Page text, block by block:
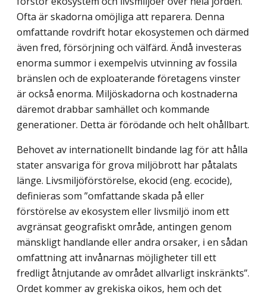
Ofta är skadorna omöjliga att reparera. Denna
omfattande rovdrift hotar ekosystemen och därmed
även fred, försörjning och välfärd. Ändå investeras
enorma summor i exempelvis utvinning av fossila
bränslen och de exploaterande företagens vinster
är också enorma. Miljöskadorna och kostnaderna
däremot drabbar samhället och kommande
generationer. Detta är förödande och helt ohållbart.
Behovet av internationellt bindande lag för att hålla
stater ansvariga för grova miljöbrott har påtalats
länge. Livsmiljöförstörelse, ekocid (eng. ecocide),
definieras som ”omfattande skada på eller
förstörelse av ekosystem eller livsmiljö inom ett
avgränsat geografiskt område, antingen genom
mänskligt handlande eller andra orsaker, i en sådan
omfattning att invånarnas möjligheter till ett
fredligt åtnjutande av området allvarligt inskränkts”.
Ordet kommer av grekiska oikos, hem och det